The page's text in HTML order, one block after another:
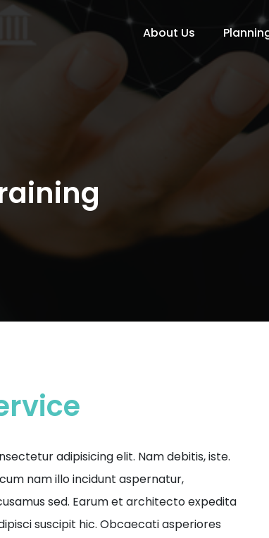
About Us
adipisicing elit. Nam debitis, iste.
nam illo incidunt aspernatur,
sed. Earum et architecto expedita
suscipit hic. Obcaecati asperiores